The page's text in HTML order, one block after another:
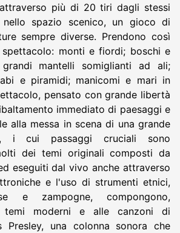
più di 20 tiri dagli stessi
spazio scenico, un gioco di
sempre diverse. Prendono così
monti e fiordi; boschi e
mantelli somiglianti ad ali;
e piramidi; manicomi e mari in
pensato con grande libertà
immediato di paesaggi e
alla messa in scena di una grande
i cui passaggi cruciali sono
dei temi originali composti da
eseguiti dal vivo anche attraverso
e l'uso di strumenti etnici,
e zampogne, compongono,
temi moderni e alle canzoni di
Presley, una colonna sonora che